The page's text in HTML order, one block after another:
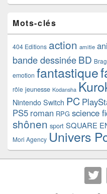
Mots-clés
404 Editions action amitie
bande dessinéeBD
emotion fantastique
rôle jeunesse Kodansha
Nintendo Switch PC
PS5 roman RPG science
shônen sport SQUARE
Mori Agency Univers